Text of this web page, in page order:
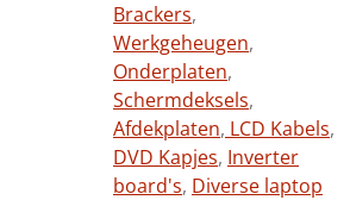
Brackers,
Werkgeheugen,
Onderplaten,
Schermdeksels,
Afdekplaten, LCD Kabels,
DVD Kapjes, Inverter
board's, Diverse laptop